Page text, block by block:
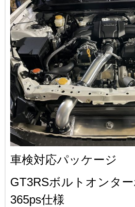
車検対応パッケージ
GT3RSボルトオンタ
365ps仕様